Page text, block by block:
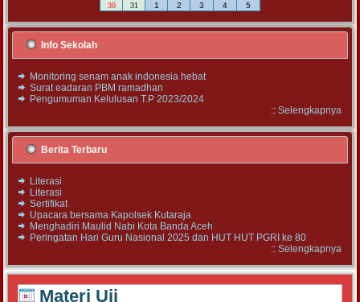
30
31 1 2 3 4 5
Info Sekolah
Monitoring senam anak indonesia hebat
Surat eadaran PBM ramadhan
Pengumuman Kelulusan T.P 2023/2024
:: Selengkapnya
Berita Terbaru
Literasi
Literasi
Sertifikat
Upacara bersama Kapolsek Kutaraja
Menghadiri Maulid Nabi Kota Banda Aceh
Peringatan Hari Guru Nasional 2025 dan HUT HUT PGRI ke 80
:: Selengkapnya
Materi Uji